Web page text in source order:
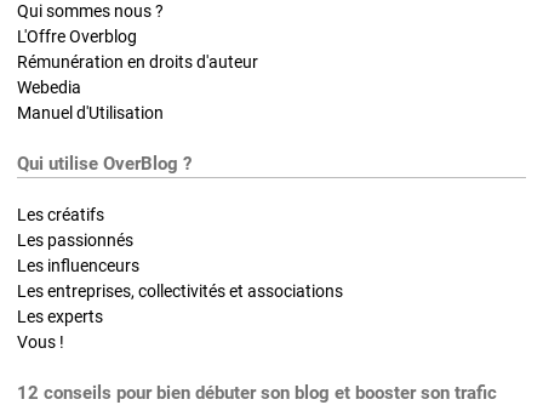
Qui sommes nous ?
L'Offre Overblog
Rémunération en droits d'auteur
Webedia
Manuel d'Utilisation
Qui utilise OverBlog ?
Les créatifs
Les passionnés
Les influenceurs
Les entreprises, collectivités et associations
Les experts
Vous !
12 conseils pour bien débuter son blog et booster son trafic